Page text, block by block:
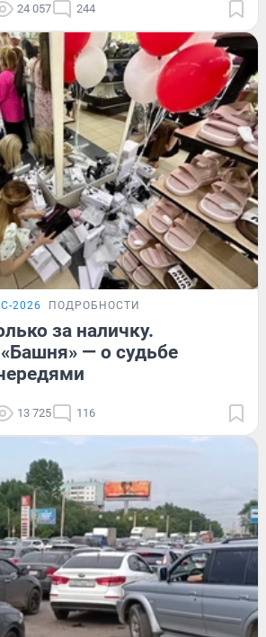
24 057 244
2026 ПОДРОБНОСТИ
за наличку.
— о судьбе
13 725 116